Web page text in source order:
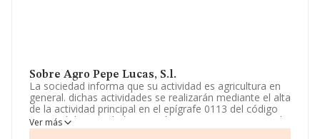
Sobre Agro Pepe Lucas, S.l.
La sociedad informa que su actividad es agricultura en
general. dichas actividades se realizarán mediante el alta
de la actividad principal en el epígrafe 0113 del código
nacional de actividades económicas (c.n.a.e.). si para el
ejercicio de alguna de las actividades anteriormente
Ver más